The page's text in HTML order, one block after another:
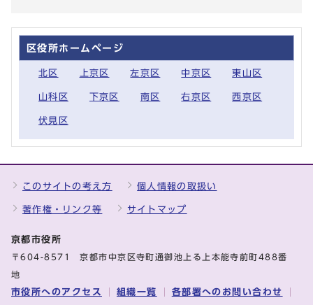
区役所ホームページ
北区 上京区 左京区 中京区 東山区
山科区 下京区 南区 右京区 西京区
伏見区
このサイトの考え方 個人情報の取扱い
著作権・リンク等 サイトマップ
京都市役所
〒604-8571 京都市中京区寺町通御池上る上本能寺前町488番
地
市役所へのアクセス 組織一覧 各部署へのお問い合わせ